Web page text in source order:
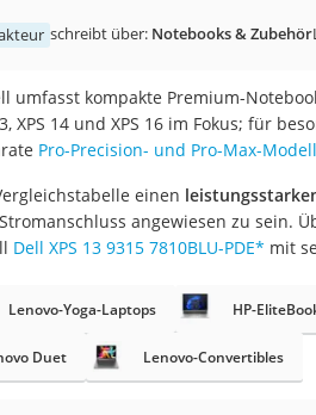
Desktop-PC
Diascanner
Laser-
Powerstation mit
Gaming-PC
17-Zoll-Laptop
Satellitenschüssel
schreibt über: Notebooks & Zubehör
umfasst kompakte Premium-
XPS 14 und XPS 16 im Fokus; für
Pro-Precision- und Pro-Max-
einen
angewiesen zu sein.
Dell XPS 13 9315 7810BLU-PDE* mit
Lenovo-Yoga-Laptops HP-
Duet Lenovo-Convertibles